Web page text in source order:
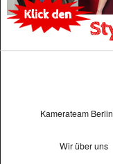
Kamerateam Berlin
Wir über uns